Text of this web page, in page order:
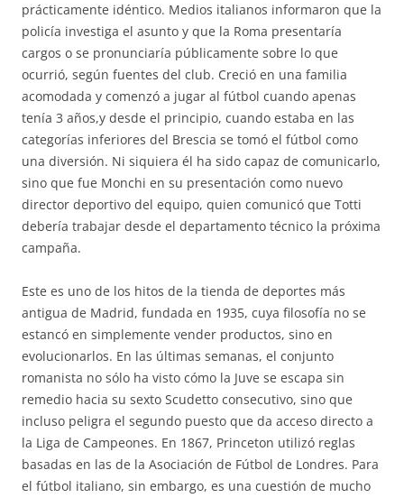
prácticamente idéntico. Medios italianos informaron que la
policía investiga el asunto y que la Roma presentaría
cargos o se pronunciaría públicamente sobre lo que
ocurrió, según fuentes del club. Creció en una familia
acomodada y comenzó a jugar al fútbol cuando apenas
tenía 3 años,y desde el principio, cuando estaba en las
categorías inferiores del Brescia se tomó el fútbol como
una diversión. Ni siquiera él ha sido capaz de comunicarlo,
sino que fue Monchi en su presentación como nuevo
director deportivo del equipo, quien comunicó que Totti
debería trabajar desde el departamento técnico la próxima
campaña.
Este es uno de los hitos de la tienda de deportes más
antigua de Madrid, fundada en 1935, cuya filosofía no se
estancó en simplemente vender productos, sino en
evolucionarlos. En las últimas semanas, el conjunto
romanista no sólo ha visto cómo la Juve se escapa sin
remedio hacia su sexto Scudetto consecutivo, sino que
incluso peligra el segundo puesto que da acceso directo a
la Liga de Campeones. En 1867, Princeton utilizó reglas
basadas en las de la Asociación de Fútbol de Londres. Para
el fútbol italiano, sin embargo, es una cuestión de mucho